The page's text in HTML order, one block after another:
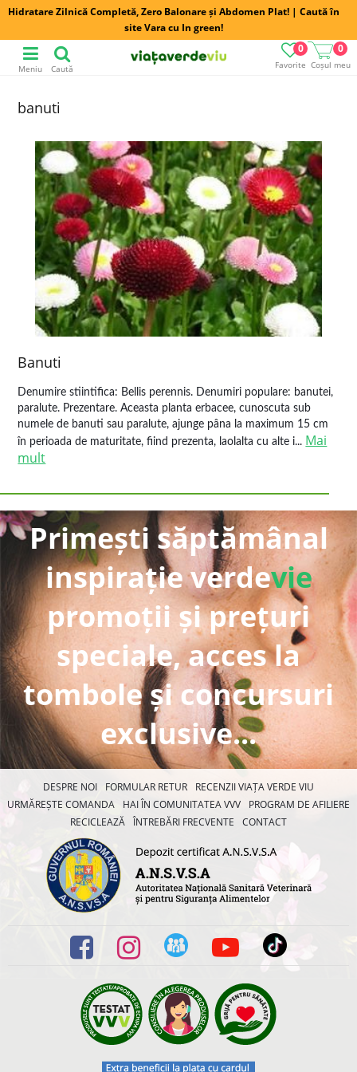
Hidratare Zilnică Completă, Zero Balonare și Abdomen Plat! | Caută în
site Vara cu In green!
Favorite
0
Coșul meu
0
Meniu Caută
banuti
Banuti
Denumire stiintifica: Bellis perennis. Denumiri populare: banutei,
paralute. Prezentare. Aceasta planta erbacee, cunoscuta sub
numele de banuti sau paralute, ajunge pâna la maximum 15 cm
în perioada de maturitate, fiind prezenta, laolalta cu alte i... Mai
mult
Primești săptămânal
inspirație verdevie
promoții și prețuri
speciale, acces la
tombole și concursuri
exclusive...
DESPRE NOI FORMULAR RETUR
RECENZII VIAȚA VERDE VIU
URMĂREȘTE COMANDA
HAI ÎN COMUNITATEA VVV
PROGRAM DE AFILIERE
RECICLEAZĂ ÎNTREBĂRI FRECVENTE CONTACT